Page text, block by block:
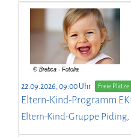
22.09.2026, 09:00 Uhr Freie Plätze
Eltern-Kind-Programm
Eltern-Kind-Gruppe